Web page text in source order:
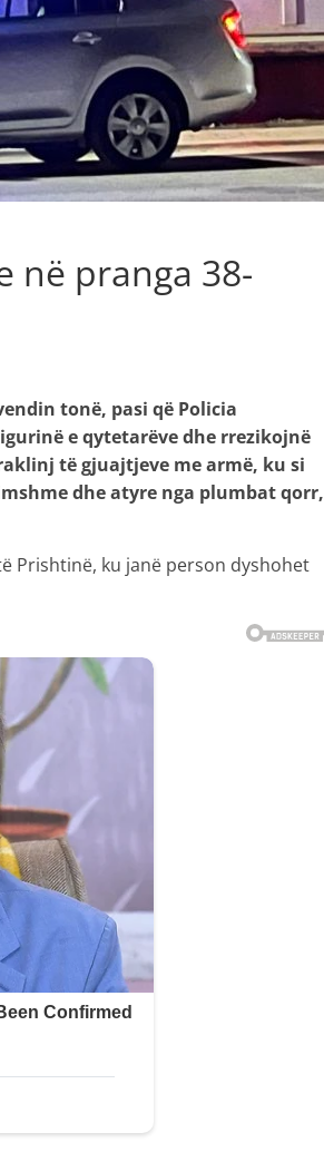
në pranga 38-
tonë, pasi që Policia
e qytetarëve dhe rrezikojnë
të gjuajtjeve me armë, ku si
dhe atyre nga plumbat qorr,
Prishtinë, ku janë person dyshohet